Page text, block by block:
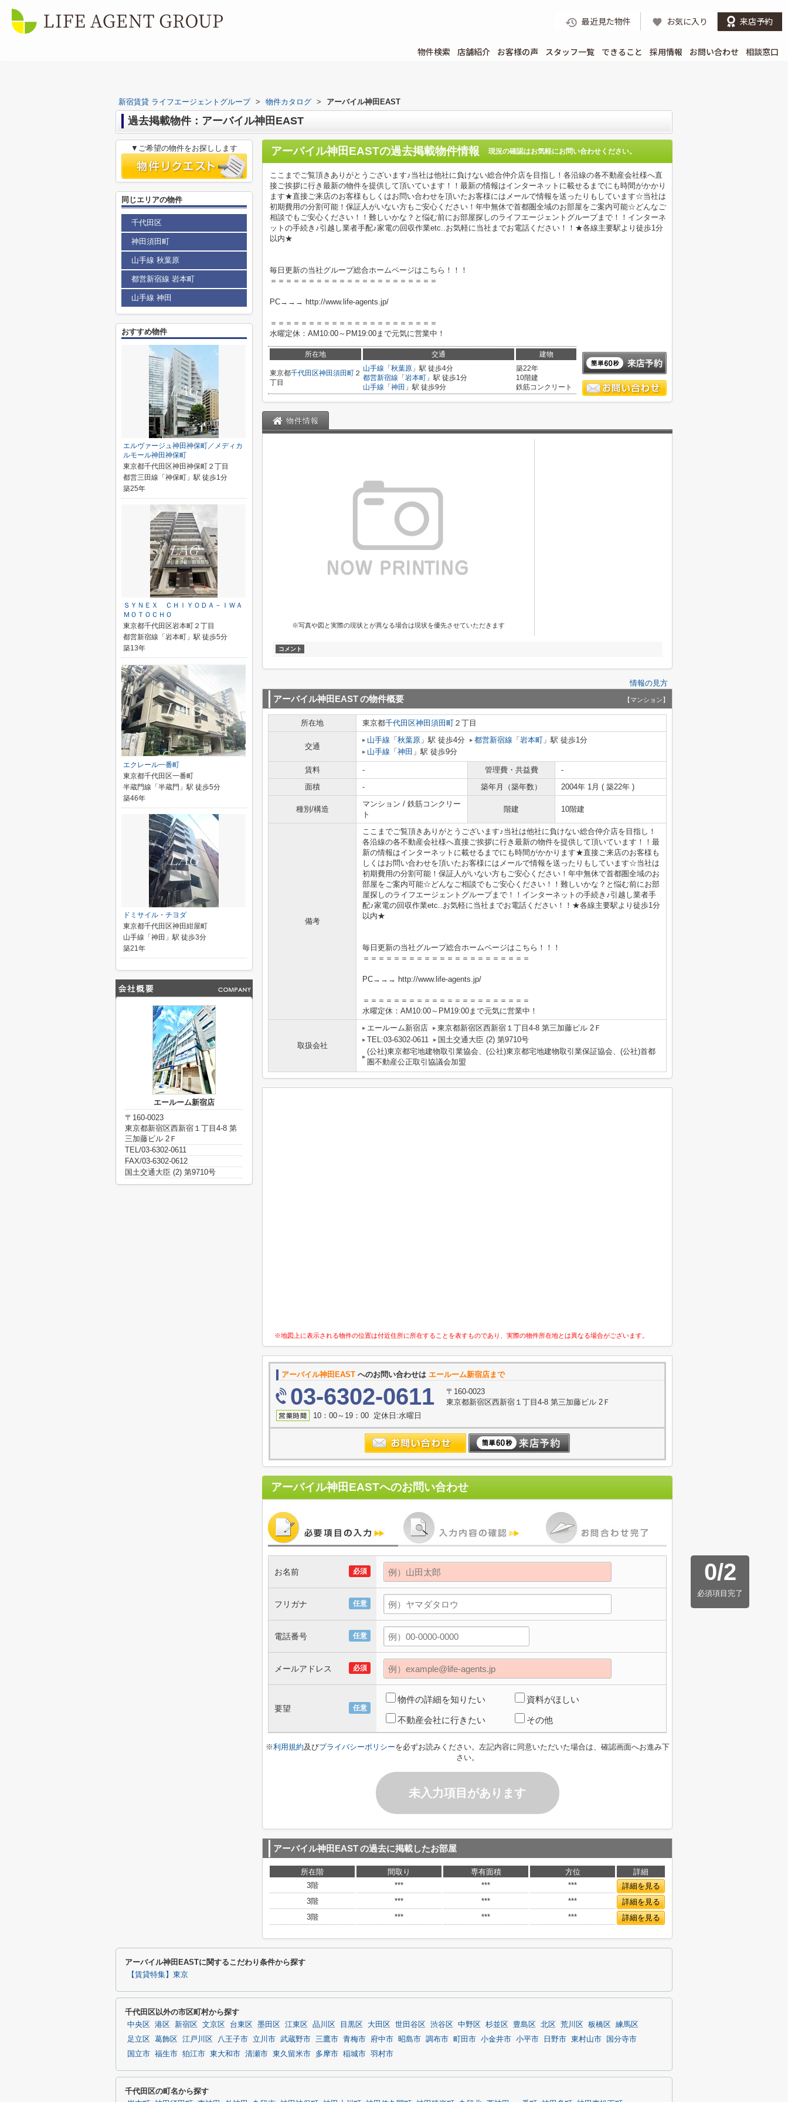
最近見た物件 お気に入り 来店予約
物件検索 店舗紹介 お客様の声 スタッフ一覧 できること 採用情報 お問い合わせ 相談窓口
新宿賃貸 ライフエージェントグループ > 物件カタログ > アーバイル神田EAST
過去掲載物件：アーバイル神田EAST
アーバイル神田EASTの過去掲載物件情報 現況の確認はお気軽にお問い合わせください。
ここまでご覧頂きありがとうございます♪当社は他社に負けない総合仲介店を目指し！各沿線の各不動産会社様へ直
接ご挨拶に行き最新の物件を提供して頂いています！！最新の情報はインターネットに載せるまでにも時間がかかり
ます★直接ご来店のお客様もしくはお問い合わせを頂いたお客様にはメールで情報を送ったりもしています☆当社は
初期費用の分割可能！保証人がいない方もご安心ください！年中無休で首都圏全域のお部屋をご案内可能☆どんなご
相談でもご安心ください！！難しいかな？と悩む前にお部屋探しのライフエージェントグループまで！！インターネ
ットの手続き♪引越し業者手配♪家電の回収作業etc..お気軽に当社までお電話ください！！★各線主要駅より徒歩1分
以内★
毎日更新の当社グループ総合ホームページはこちら！！！
＝＝＝＝＝＝＝＝＝＝＝＝＝＝＝＝＝＝＝＝＝＝
PC→→→ http://www.life-agents.jp/
＝＝＝＝＝＝＝＝＝＝＝＝＝＝＝＝＝＝＝＝＝＝
水曜定休：AM10:00～PM19:00まで元気に営業中！
所在地 交通 建物
東京都千代田区神田須田町 ２
丁目
山手線 「 秋葉原 」駅 徒歩4分
都営新宿線 「 岩本町 」駅 徒歩1分
山手線 「 神田 」駅 徒歩9分
築22年
10階建
鉄筋コンクリート
物件情報
※写真や図と実際の現状とが異なる場合は現状を優先させていただきます
コメント
情報の見方
アーバイル神田EASTの物件概要 【マンション】
所在地 東京都千代田区神田須田町 ２丁目
交通
山手線 「 秋葉原 」駅 徒歩4分 都営新宿線 「 岩本町 」駅 徒歩1分
山手線 「 神田 」駅 徒歩9分
賃料 - 管理費・共益費
-
面積
- 築年月（築年数） 2004年 1月 ( 築22年 )
種別/構造
マンション / 鉄筋コンクリー
ト
階建 10階建
備考
ここまでご覧頂きありがとうございます♪当社は他社に負けない総合仲介店を目指し！
各沿線の各不動産会社様へ直接ご挨拶に行き最新の物件を提供して頂いています！！最
新の情報はインターネットに載せるまでにも時間がかかります★直接ご来店のお客様も
しくはお問い合わせを頂いたお客様にはメールで情報を送ったりもしています☆当社は
初期費用の分割可能！保証人がいない方もご安心ください！年中無休で首都圏全域のお
部屋をご案内可能☆どんなご相談でもご安心ください！！難しいかな？と悩む前にお部
屋探しのライフエージェントグループまで！！インターネットの手続き♪引越し業者手
配♪家電の回収作業etc..お気軽に当社までお電話ください！！★各線主要駅より徒歩1分
以内★
毎日更新の当社グループ総合ホームページはこちら！！！
＝＝＝＝＝＝＝＝＝＝＝＝＝＝＝＝＝＝＝＝＝＝
PC→→→ http://www.life-agents.jp/
＝＝＝＝＝＝＝＝＝＝＝＝＝＝＝＝＝＝＝＝＝＝
水曜定休：AM10:00～PM19:00まで元気に営業中！
取扱会社
エールーム新宿店
東京都新宿区西新宿１丁目4-8 第三加藤ビル 2Ｆ
TEL:03-6302-0611
国土交通大臣 (2) 第9710号
(公社)東京都宅地建物取引業協会、(公社)東京都宅地建物取引業保証協会、(公社)首都
圏不動産公正取引協議会加盟
※地図上に表示される物件の位置は付近住所に所在することを表すものであり、実際の物件所在地とは異なる場合がございます。
アーバイル神田EAST へのお問い合わせは エールーム新宿店まで
03-6302-0611
〒160-0023
東京都新宿区西新宿１丁目4-8 第三加藤ビル 2Ｆ
10：00～19：00 定休日:水曜日
アーバイル神田EASTへのお問い合わせ
0/2
必須項目完了
必須
お名前
任意
フリガナ
任意
電話番号
必須
メールアドレス
任意
要望
物件の詳細を知りたい 資料がほしい
不動産会社に行きたい その他
※利用規約及びプライバシーポリシーを必ずお読みください。左記内容に同意いただいた場合は、確認画面へお進み下
さい。
未入力項目があります
アーバイル神田EASTの過去に掲載したお部屋
所在階 間取り 専有面積 方位
詳細
3階
*** *** ***
詳細を見る
3階
*** *** ***
詳細を見る
3階
*** *** *** 詳細を見る
▼ご希望の物件をお探しします
同じエリアの物件
千代田区
神田須田町
山手線 秋葉原
都営新宿線 岩本町
山手線 神田
おすすめ物件
エルヴァージュ神田神保町／メディカ
ルモール神田神保町
東京都千代田区神田神保町２丁目
都営三田線「神保町」駅 徒歩1分
築25年
ＳＹＮＥＸ ＣＨＩＹＯＤＡ－ＩＷＡ
ＭＯＴＯＣＨＯ
東京都千代田区岩本町２丁目
都営新宿線「岩本町」駅 徒歩5分
築13年
エクレール一番町
東京都千代田区一番町
半蔵門線「半蔵門」駅 徒歩5分
築46年
ドミサイル・チヨダ
東京都千代田区神田紺屋町
山手線「神田」駅 徒歩3分
築21年
エールーム新宿店
〒160-0023
東京都新宿区西新宿１丁目4-8 第
三加藤ビル 2Ｆ
TEL/03-6302-0611
FAX/03-6302-0612
国土交通大臣 (2) 第9710号
アーバイル神田EASTに関するこだわり条件から探す
【賃貸特集】東京
千代田区以外の市区町村から探す
中央区 港区 新宿区 文京区 台東区 墨田区 江東区 品川区 目黒区 大田区 世田谷区 渋谷区 中野区 杉並区 豊島区 北区 荒川区 板橋区
練馬区
足立区
葛飾区 江戸川区 八王子市 立川市 武蔵野市 三鷹市 青梅市 府中市 昭島市 調布市 町田市 小金井市 小平市 日野市 東村山市
国分寺市
国立市 福生市 狛江市 東大和市 清瀬市 東久留米市 多摩市 稲城市 羽村市
千代田区の町名から探す